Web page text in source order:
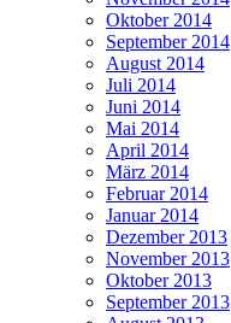
Oktober 2014
September 2014
August 2014
Juli 2014
Juni 2014
Mai 2014
April 2014
März 2014
Februar 2014
Januar 2014
Dezember 2013
November 2013
Oktober 2013
September 2013